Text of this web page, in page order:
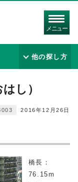
メニュー
他の探し方
し）
2016年12月26日
橋長：
76.15m